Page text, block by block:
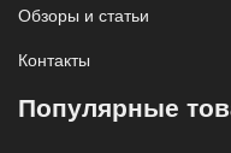
Обзоры и статьи
Контакты
Популярные